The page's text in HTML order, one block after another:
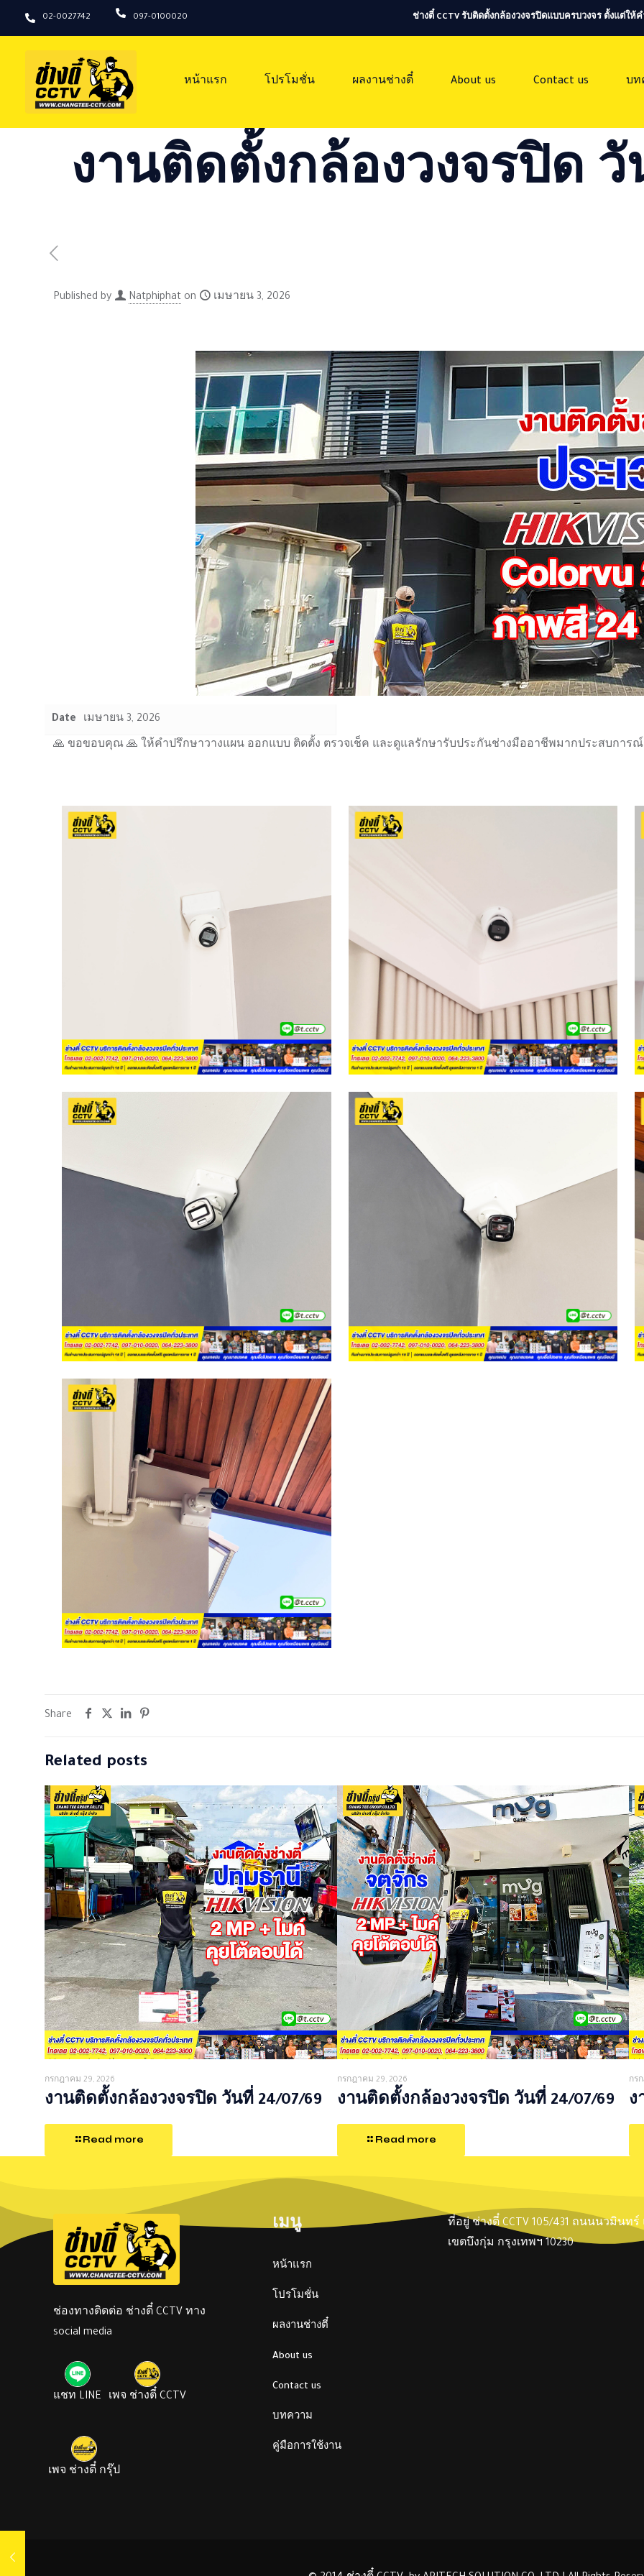
02-0027742 097-0100020 ช่างตี๋ CCTV รับติดตั้งกล้องวงจรปิดแบบครบวงจร ตั้งแต่
หน้าแรก โปรโมชั่น ผลงานช่างตี๋ About us Contact us บท
งานติดตั้งกล้องวงจรปิด วั
Published by Natphiphat on เมษายน 3, 2026
Date เมษายน 3, 2026
🙏 ขอขอบคุณ 🙏 ให้คำปรึกษาวางแผน ออกแบบ ติดตั้ง ตรวจเช็ค และดูแลรักษารับประกันช่างมืออาชีพมากประสบการณ์
Share
Related posts
กรกฎาคม 29, 2026
งานติดตั้งกล้องวงจรปิด วันที่ 24/07/69
Read more
กรกฎาคม 29, 2026
งานติดตั้งกล้องวงจรปิด วันที่ 24/07/69
Read more
กร
ง
ช่องทางติดต่อ ช่างตี๋ CCTV ทาง
social media
แชท LINE เพจ ช่างตี๋ CCTV
เพจ ช่างตี๋ กรุ๊ป
เมนู
หน้าแรก
โปรโมชั่น
ผลงานช่างตี๋
About us
Contact us
บทความ
คู่มือการใช้งาน
ที่อยู่ ช่างตี๋ CCTV 105/431 ถนนนวมินท
เขตบึงกุ่ม กรุงเทพฯ 10230